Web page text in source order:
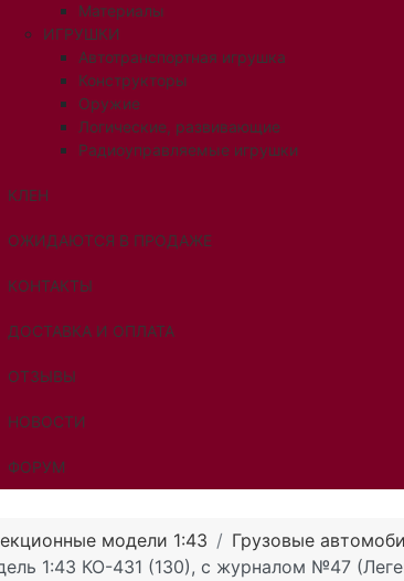
Материалы
ИГРУШКИ
Автотранспортная игрушка
Конструкторы
Оружие
Логические, развивающие
Радиоуправляемые игрушки
КЛЕН
ОЖИДАЮТСЯ В ПРОДАЖЕ
КОНТАКТЫ
ДОСТАВКА И ОПЛАТА
ОТЗЫВЫ
НОВОСТИ
ФОРУМ
модели 1:43
Грузовые
1:43 КО-431 (130), с журналом №47